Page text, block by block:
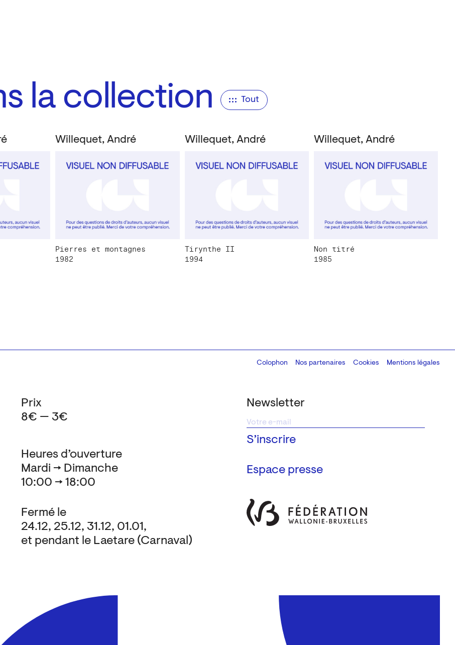
la collection Tout
Willequet, André
Pierres et montagnes
1982
Willequet, André
Tirynthe II
1994
Willequet, André
Non titré
1985
Newsletter
Espace presse
Heures d’ouverture
Mardi → Dimanche
10:00 → 18:00
Fermé le
24.12, 25.12, 31.12, 01.01,
et pendant le Laetare (Carnaval)
Prix
8€ — 3€
Colophon
Design:Marcel Kaczmarek, code:8080.studio
Nos partenaires Cookies Mentions légales